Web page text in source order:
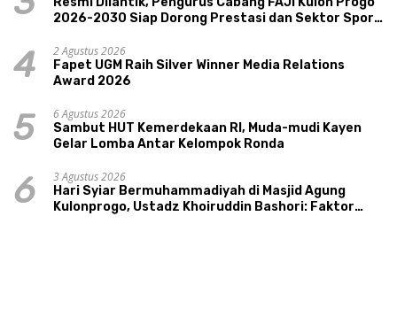
2026-2030 Siap Dorong Prestasi dan Sektor Sport
4
2 Agustus 2026
Fapet UGM Raih Silver Winner Media Relations
Award 2026
5
6 Agustus 2026
Sambut HUT Kemerdekaan RI, Muda-mudi Kayen
Gelar Lomba Antar Kelompok Ronda
6
3 Agustus 2026
Hari Syiar Bermuhammadiyah di Masjid Agung
Kulonprogo, Ustadz Khoiruddin Bashori: Faktor